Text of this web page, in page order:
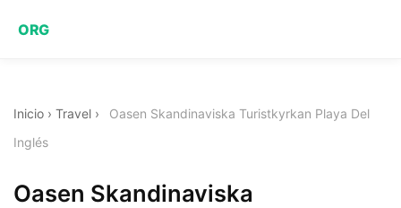
ORG
Inicio › Travel ›
Oasen Skandinaviska Turistkyrkan Playa Del
Inglés
Oasen Skandinaviska